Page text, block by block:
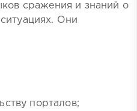
сражения и знаний о
Они
порталов;